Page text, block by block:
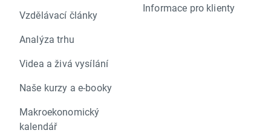
Vzdělávací články
Analýza trhu
Videa a živá vysílání
Naše kurzy a e-booky
Makroekonomický
kalendář
Informace pro klienty